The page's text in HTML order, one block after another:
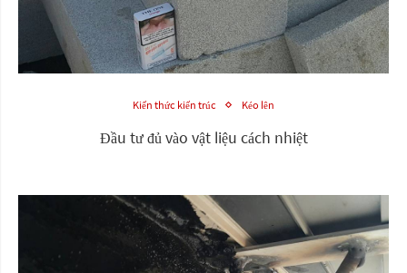
Kiến thức kiến trúc Kéo lên
Đầu tư đủ vào vật liệu cách nhiệt